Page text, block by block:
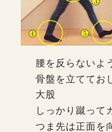
腰を反らないよ
骨盤を立ててお
大股
しっかり蹴って
つま先は正面を